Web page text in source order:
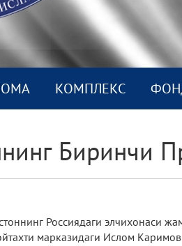
КОМПЛEКС
Биринчи
Россиядаги элчихонаси
марказидаги Ислом